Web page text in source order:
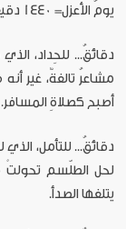
يومُ الأعزل= 1440 دقيقة صمت.
دقائقُ... للحِداد،
مشاعرُ تالفةٌ، غير
أصبح كصلاةِ المسافر.
دقائقُ... للتأمل،
لحل الطلّسم تحولتْ
يتلفها الصدأ.